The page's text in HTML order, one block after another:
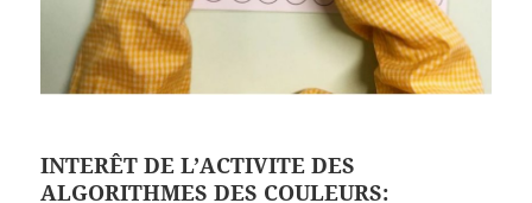
INTERÊT DE L’ACTIVITE DES
ALGORITHMES DES COULEURS: